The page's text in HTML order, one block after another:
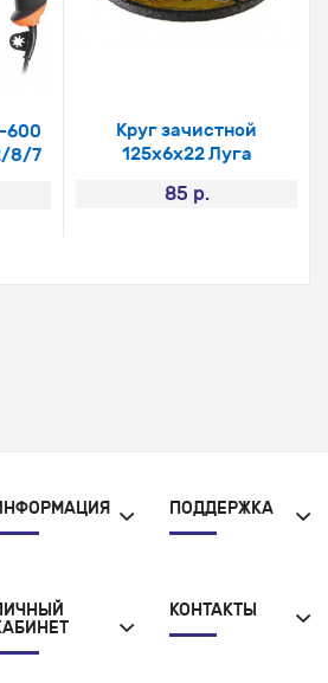
600
8/7
Круг зачистной
125х6х22 Луга
85 р.
ПОДДЕРЖКА
КОНТАКТЫ